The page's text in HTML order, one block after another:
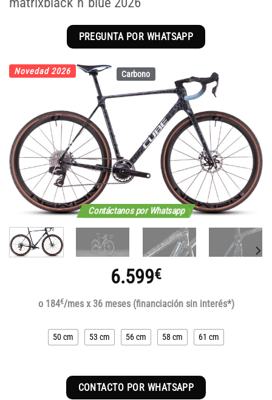
PREGUNTA POR WHATSAPP
Carbono
Contáctanos por Whatsapp
Novedad 2026
6.599€
o 184€/mes x 36 meses (financiación sin interés*)
50 cm 53 cm 56 cm 58 cm 61 cm
CONTACTO POR WHATSAPP